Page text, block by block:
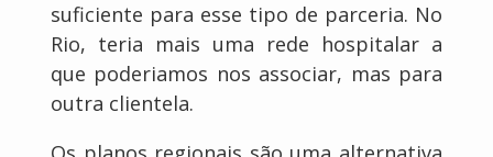
suficiente para esse tipo de parceria. No
Rio, teria mais uma rede hospitalar a
que poderiamos nos associar, mas para
outra clientela.